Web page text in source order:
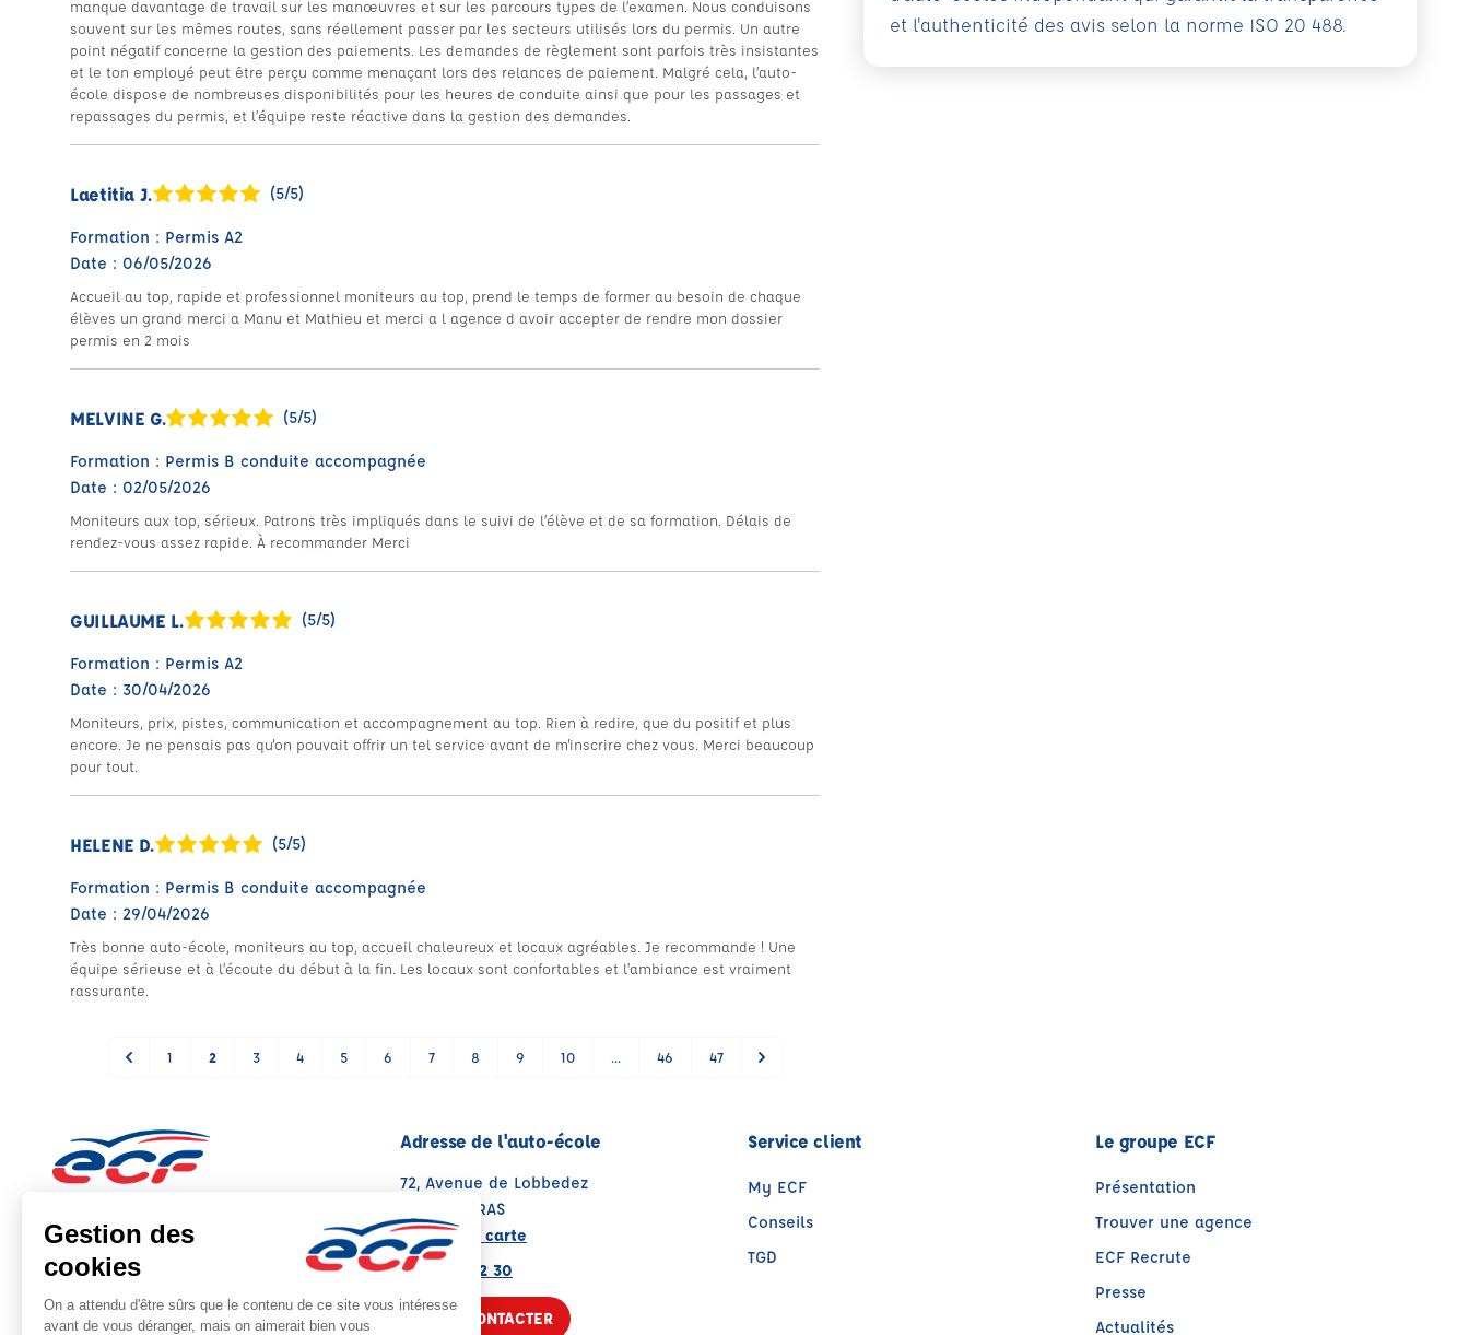
manque davantage de travail sur les manœuvres et sur les parcours types de l’examen. Nous conduisons
souvent sur les mêmes routes, sans réellement passer par les secteurs utilisés lors du permis. Un autre
point négatif concerne la gestion des paiements. Les demandes de règlement sont parfois très insistantes
et le ton employé peut être perçu comme menaçant lors des relances de paiement. Malgré cela, l’auto-
école dispose de nombreuses disponibilités pour les heures de conduite ainsi que pour les passages et
repassages du permis, et l’équipe reste réactive dans la gestion des demandes.
Laetitia J. (5/5)
Formation : Permis A2
Date : 06/05/2026
Accueil au top, rapide et professionnel moniteurs au top, prend le temps de former au besoin de chaque
élèves un grand merci a Manu et Mathieu et merci a l agence d avoir accepter de rendre mon dossier
permis en 2 mois
MELVINE G. (5/5)
Formation : Permis B conduite accompagnée
Date : 02/05/2026
Moniteurs aux top, sérieux. Patrons très impliqués dans le suivi de l’élève et de sa formation. Délais de
rendez-vous assez rapide. À recommander Merci
GUILLAUME L. (5/5)
Formation : Permis A2
Date : 30/04/2026
Moniteurs, prix, pistes, communication et accompagnement au top. Rien à redire, que du positif et plus
encore. Je ne pensais pas qu'on pouvait offrir un tel service avant de m'inscrire chez vous. Merci beaucoup
pour tout.
HELENE D. (5/5)
Formation : Permis B conduite accompagnée
Date : 29/04/2026
Très bonne auto-école, moniteurs au top, accueil chaleureux et locaux agréables. Je recommande ! Une
équipe sérieuse et à l’écoute du début à la fin. Les locaux sont confortables et l’ambiance est vraiment
rassurante.
1 2 3 4 5 6 7 8 9 10 ... 46 47
et l'authenticité des avis selon la norme ISO 20 488.
Note : 4.9/5
Moyenne calculée sur 233 avis
Adresse de l'auto-école
72, Avenue de Lobbedez
62000 ARRAS
Voir sur la carte
03 21 58 22 30
NOUS CONTACTER
Service client
My ECF
Conseils
TGD
Le groupe ECF
Présentation
Trouver une agence
ECF Recrute
Presse
Actualités